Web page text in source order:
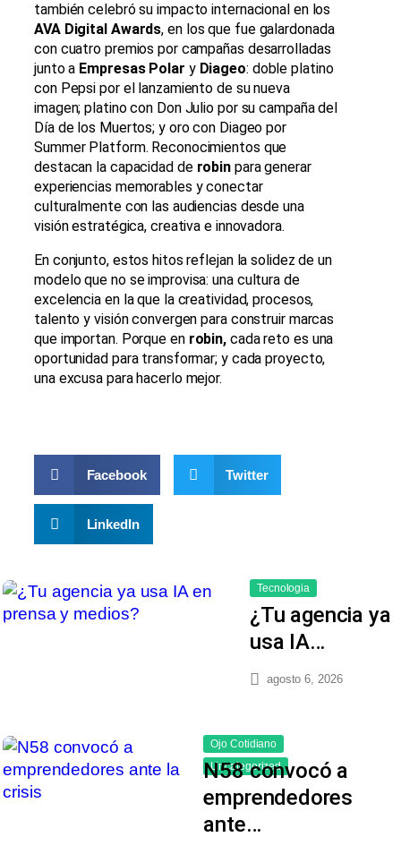
también celebró su impacto internacional en los
AVA Digital Awards, en los que fue galardonada
con cuatro premios por campañas desarrolladas
junto a Empresas Polar y Diageo: doble platino
con Pepsi por el lanzamiento de su nueva
imagen; platino con Don Julio por su campaña del
Día de los Muertos; y oro con Diageo por
Summer Platform. Reconocimientos que
destacan la capacidad de robin para generar
experiencias memorables y conectar
culturalmente con las audiencias desde una
visión estratégica, creativa e innovadora.
En conjunto, estos hitos reflejan la solidez de un
modelo que no se improvisa: una cultura de
excelencia en la que la creatividad, procesos,
talento y visión convergen para construir marcas
que importan. Porque en robin, cada reto es una
oportunidad para transformar; y cada proyecto,
una excusa para hacerlo mejor.
Facebook Twitter
LinkedIn
Tecnologia
¿Tu agencia ya
usa IA…
agosto 6, 2026
Ojo Cotidiano
Uncategorized
N58 convocó a
emprendedores
ante…